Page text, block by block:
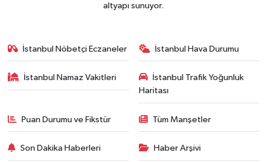
altyapı sunuyor.
İstanbul Nöbetçi Eczaneler İstanbul Hava Durumu
İstanbul Namaz Vakitleri
İstanbul Trafik Yoğunluk
Haritası
Puan Durumu ve Fikstür Tüm Manşetler
Son Dakika Haberleri Haber Arşivi